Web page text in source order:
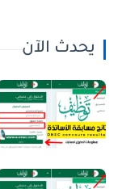
يحدث الآن